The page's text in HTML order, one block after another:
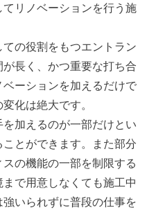
リノベーションを行う施
の役割をもつエントラン
長く、かつ重要な打ち合
ーションを加えるだけで
化は絶大です。
加えるのが一部だけとい
とができます。また部分
の機能の一部を制限する
で用意しなくても施工中
いられずに普段の仕事を